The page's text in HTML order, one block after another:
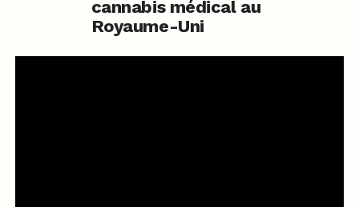
cannabis médical au
Royaume-Uni